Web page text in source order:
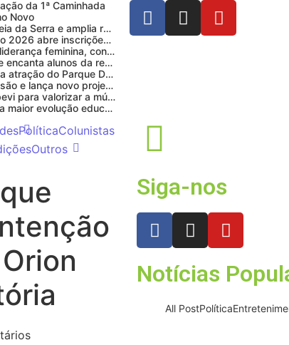
da 1ª Caminhada
Novo
Prefeitura inaugura Espaço Motoboy na Aldeia da Serra e amplia rede de apoio à categoria
Campeonato Municipal de Futebol de Campo 2026 abre inscrições para equipes de Mairinque
CIOESTE promove encontro para fortalecer liderança feminina, conexões e transformação social
Programa Viagem Literária incentiva leitura e encanta alunos da rede municipal de Itapevi
Ferrari F355 do Anderson Dick é a mais nova atração do Parque Dream Car de São Roque (SP)
Fundação de Barueri amplia política de inclusão e lança novo projeto educacional
Projeto “O Samba da Casa 26” chega a Itapevi para valorizar a música autoral e fortalecer a cultura local
Itapevi melhora nota no IDEB 2025 e registra maior evolução educacional da região
PolíticaColunistas
Outros
Siga-nos
Notícias
All PostPolítica